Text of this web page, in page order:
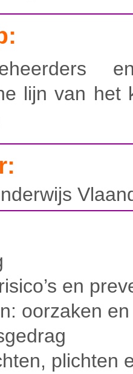
lijn van het
en
oorzaken
plichten